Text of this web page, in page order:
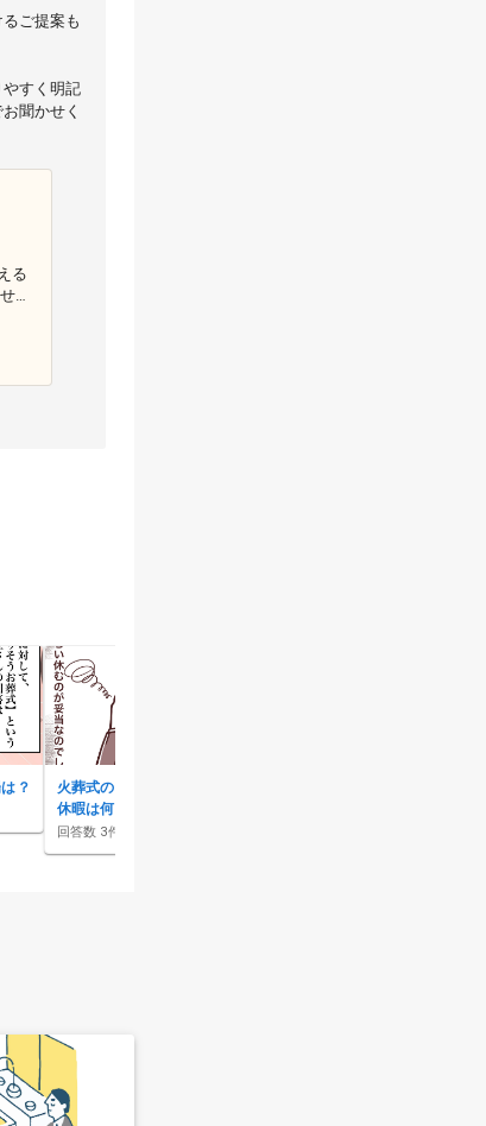
ご提案も
すく明記
聞かせく
る
ん
？
火葬式の時に、会社の忌引き
休暇は何日もらえるのか？
回答数 3件